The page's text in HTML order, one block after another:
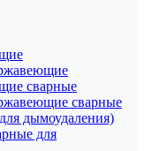
сварные
сварные
дымоудаления)
для